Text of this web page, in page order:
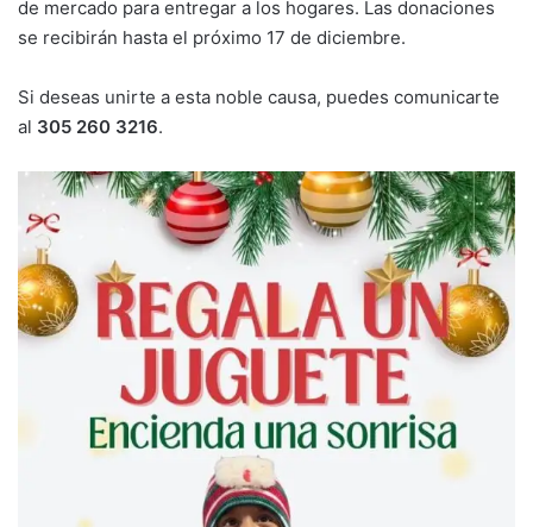
de mercado para entregar a los hogares. Las donaciones
se recibirán hasta el próximo 17 de diciembre.
Si deseas unirte a esta noble causa, puedes comunicarte
al 305 260 3216.